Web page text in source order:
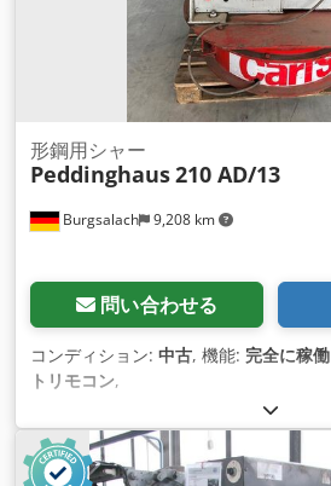
Burgsalach 9,208 km
形鋼用シャー
Peddinghaus210 AD/13
問い合わせる
コンディション: 中古, 機能: 完全に稼
トリモコン,